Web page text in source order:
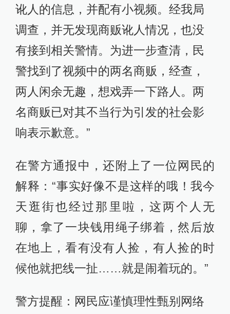
讹人的信息，并配有小视频。经我局
调查，并无发现商贩讹人情况，也没
有接到相关警情。为进一步查清，民
警找到了视频中的两名商贩，经查，
两人闲余无趣，想戏弄一下路人。两
名商贩已对其不当行为引发的社会影
响表示歉意。”
在警方通报中，还附上了一位网民的
解释：“事实好像不是这样的哦！我今
天逛街也经过那里啦，这两个人无
聊，拿了一块钱用绳子绑着，然后放
在地上，看有没有人捡，有人捡的时
候他就把线一扯……就是闹着玩的。”
警方提醒：网民应谨慎理性甄别网络